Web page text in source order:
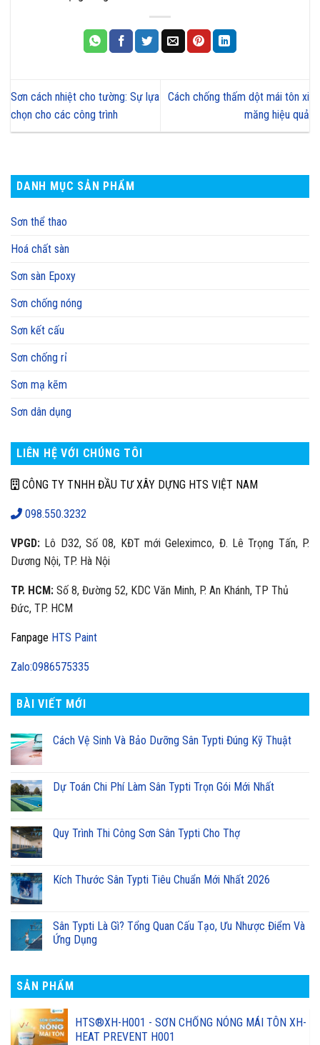
Sơn cách nhiệt cho tường: Sự lựa
chọn cho các công trình
Cách chống thấm dột mái tôn xi
măng hiệu quả
DANH MỤC SẢN PHẨM
Sơn thể thao
Hoá chất sàn
Sơn sàn Epoxy
Sơn chống nóng
Sơn kết cấu
Sơn chống rỉ
Sơn mạ kẽm
Sơn dân dụng
LIÊN HỆ VỚI CHÚNG TÔI
CÔNG TY TNHH ĐẦU TƯ XÂY DỰNG HTS VIỆT NAM
098.550.3232
VPGD: Lô D32, Số 08, KĐT mới Geleximco, Đ. Lê Trọng Tấn, P.
Dương Nội, TP. Hà Nội
TP. HCM: Số 8, Đường 52, KDC Văn Minh, P. An Khánh, TP Thủ
Đức, TP. HCM
Fanpage HTS Paint
Zalo:0986575335
BÀI VIẾT MỚI
Cách Vệ Sinh Và Bảo Dưỡng Sân Typti Đúng Kỹ Thuật
Dự Toán Chi Phí Làm Sân Typti Trọn Gói Mới Nhất
Quy Trình Thi Công Sơn Sân Typti Cho Thợ
Kích Thước Sân Typti Tiêu Chuẩn Mới Nhất 2026
Sân Typti Là Gì? Tổng Quan Cấu Tạo, Ưu Nhược Điểm Và
Ứng Dụng
SẢN PHẨM
HTS®XH-H001 - SƠN CHỐNG NÓNG MÁI TÔN XH-
HEAT PREVENT H001